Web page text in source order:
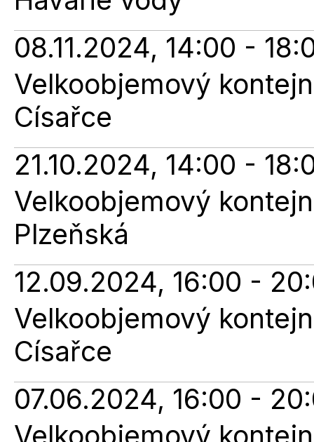
08.11.2024, 14:00 -
Velkoobjemový
Císařce
21.10.2024, 14:00 -
Velkoobjemový
Plzeňská
12.09.2024, 16:00 -
Velkoobjemový
Císařce
07.06.2024, 16:00 -
Velkoobjemový